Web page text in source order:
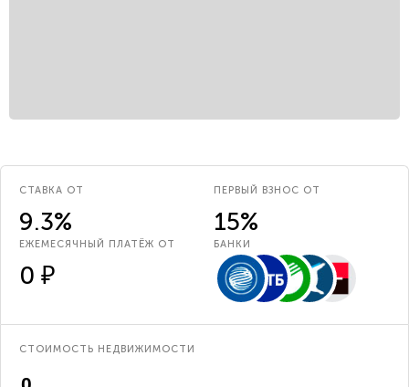
СТАВКА ОТ
9.3%
ПЕРВЫЙ ВЗНОС ОТ
15%
ЕЖЕМЕСЯЧНЫЙ ПЛАТЁЖ ОТ
0 ₽
БАНКИ
СТОИМОСТЬ НЕДВИЖИМОСТИ